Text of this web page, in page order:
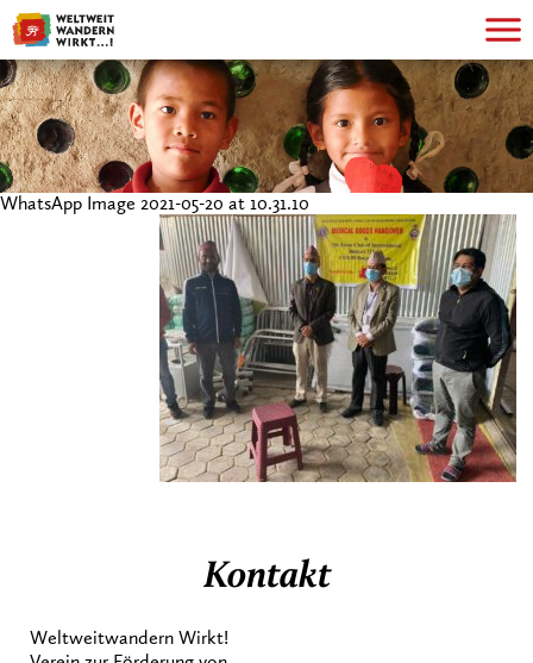
WhatsApp Image 2021-05-20 at 10.31.10
Kontakt
Weltweitwandern Wirkt!